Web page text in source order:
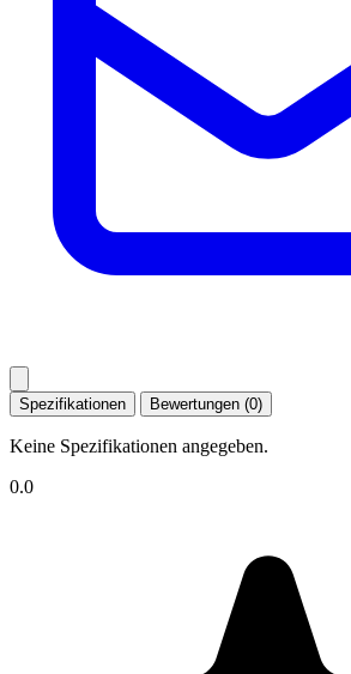
Spezifikationen Bewertungen (0)
Keine Spezifikationen angegeben.
0.0